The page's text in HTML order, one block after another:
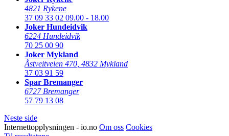
4821 Rykene
37 09 33 02 09.00 - 18.00
Joker Hundeidvik
6224 Hundeidvik
70 25 00 90
Joker Mykland
Åstveitveien 470 4832 Mykland
37 03 91 59
Spar Bremanger
6727 Bremanger
57 79 13 08
Neste side
Internettopplysningen - io.no Om oss Cookies